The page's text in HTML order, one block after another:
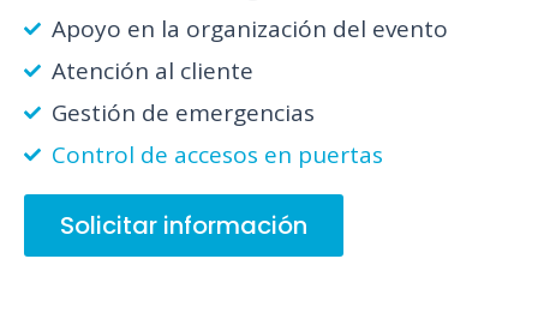
Apoyo en la organización del evento
Atención al cliente
Gestión de emergencias
Control de accesos en puertas
Solicitar información